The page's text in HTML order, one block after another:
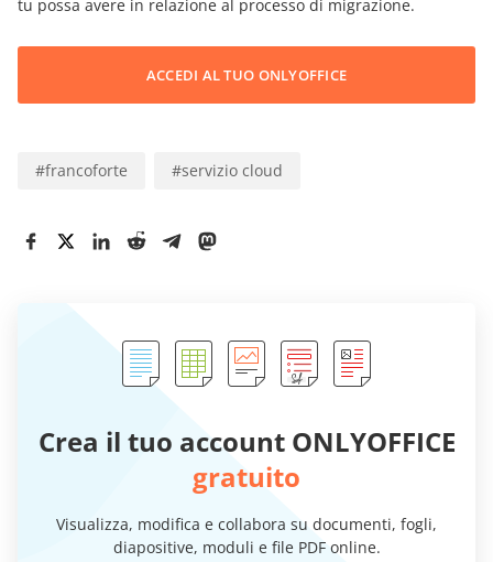
tu possa avere in relazione al processo di migrazione.
ACCEDI AL TUO ONLYOFFICE
#francoforte #servizio cloud
Crea il tuo account ONLYOFFICE
gratuito
Visualizza, modifica e collabora su documenti, fogli,
diapositive, moduli e file PDF online.